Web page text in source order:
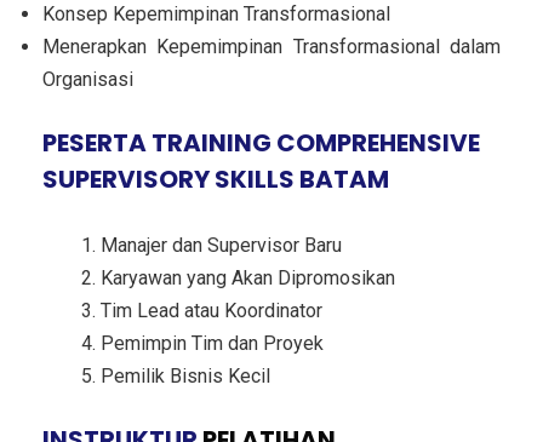
Konsep Kepemimpinan Transformasional
Menerapkan Kepemimpinan Transformasional dalam
Organisasi
PESERTA TRAINING COMPREHENSIVE
SUPERVISORY SKILLS BATAM
Manajer dan Supervisor Baru
Karyawan yang Akan Dipromosikan
Tim Lead atau Koordinator
Pemimpin Tim dan Proyek
Pemilik Bisnis Kecil